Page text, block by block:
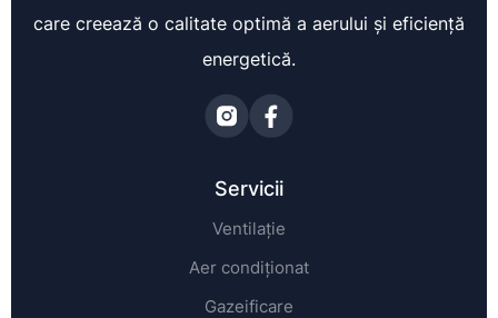
care creează o calitate optimă a aerului și eficiență
energetică.
Servicii
Ventilație
Aer condiționat
Gazeificare